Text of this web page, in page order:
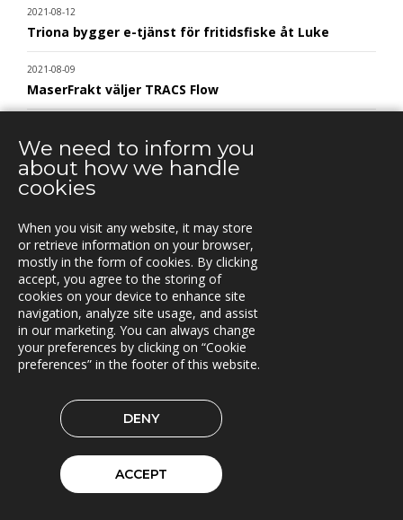
2021-08-12
Triona bygger e-tjänst för fritidsfiske åt Luke
2021-08-09
MaserFrakt väljer TRACS Flow
Nytt uppdrag för Oslo kommun
2021-08-02
bränsleleveranskedja
2021-06-07
Fraktkedjan AB har driftsatt TRACS Flow
2021-05-18
Beläggningssystem till Statens vegvesen
Bergkvist siljan i insjön inför C-Load
2021-04-06
C-Load - utökat stöd för hållbara transporter
2021-03-29
We need to inform you
about how we handle
cookies
When you visit any website, it may store
or retrieve information on your browser,
mostly in the form of cookies. By clicking
accept, you agree to the storing of
cookies on your device to enhance site
navigation, analyze site usage, and assist
in our marketing. You can always change
your preferences by clicking on “Cookie
preferences” in the footer of this website.
DENY
ACCEPT